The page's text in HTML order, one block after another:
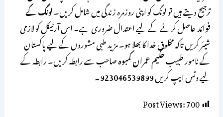
ترجیح دیتے ہیں تو لونگ کو اپنی روزمرہ زندگی میں شامل کریں۔لونگ کے
فوائدحاصل کرنے کے لیے اعتدال ضروری ہے۔ اس آرٹیکل کو لازمی
شیئر کریں تاکہ مخلوق خدا کا بھلا ہو۔ مزید طبی مشوروں کے لیے پاکستان
کے نامور طبیبحکیم عمران کمبوہصاحب سے رابطہ کریں۔ رابطہ کے
لیے وٹس ایپ کریں923046539899۔
Post Views:700